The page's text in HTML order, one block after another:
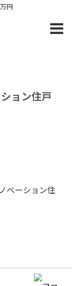
円
ョン住戸
ベーション住